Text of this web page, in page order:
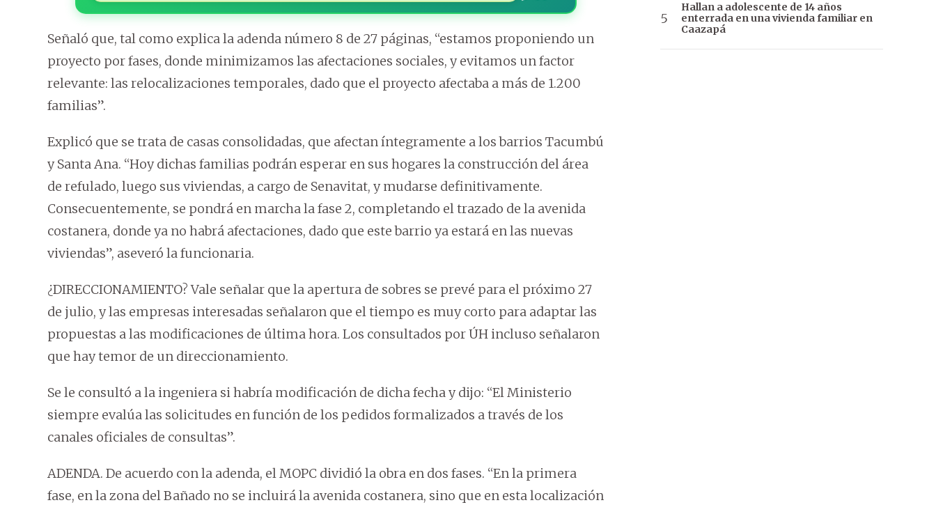
Señaló que, tal como explica la adenda número 8 de 27 páginas, “estamos proponiendo un
proyecto por fases, donde minimizamos las afectaciones sociales, y evitamos un factor
relevante: las relocalizaciones temporales, dado que el proyecto afectaba a más de 1.200
familias”.
Explicó que se trata de casas consolidadas, que afectan íntegramente a los barrios Tacumbú
y Santa Ana. “Hoy dichas familias podrán esperar en sus hogares la construcción del área
de refulado, luego sus viviendas, a cargo de Senavitat, y mudarse definitivamente.
Consecuentemente, se pondrá en marcha la fase 2, completando el trazado de la avenida
costanera, donde ya no habrá afectaciones, dado que este barrio ya estará en las nuevas
viviendas”, aseveró la funcionaria.
¿DIRECCIONAMIENTO? Vale señalar que la apertura de sobres se prevé para el próximo 27
de julio, y las empresas interesadas señalaron que el tiempo es muy corto para adaptar las
propuestas a las modificaciones de última hora. Los consultados por ÚH incluso señalaron
que hay temor de un direccionamiento.
Se le consultó a la ingeniera si habría modificación de dicha fecha y dijo: “El Ministerio
siempre evalúa las solicitudes en función de los pedidos formalizados a través de los
canales oficiales de consultas”.
ADENDA. De acuerdo con la adenda, el MOPC dividió la obra en dos fases. “En la primera
fase, en la zona del Bañado no se incluirá la avenida costanera, sino que en esta localización
Hallan a adolescente de 14 años
enterrada en una vivienda familiar en
Caazapá